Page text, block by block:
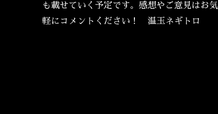
も載せていく予定です。感想やご意見はお気
軽にコメントください！ 温玉ネギトロ